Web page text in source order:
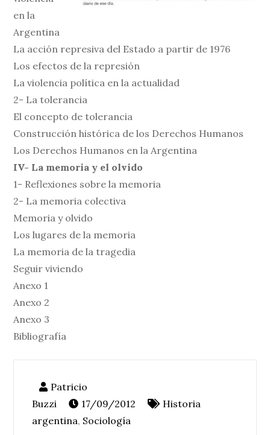
en la
Argentina
La acción represiva del Estado a partir de 1976
Los efectos de la represión
La violencia política en la actualidad
2- La tolerancia
El concepto de tolerancia
Construcción histórica de los Derechos Humanos
Los Derechos Humanos en la Argentina
IV- La memoria y el olvido
1- Reflexiones sobre la memoria
2- La memoria colectiva
Memoria y olvido
Los lugares de la memoria
La memoria de la tragedia
Seguir viviendo
Anexo 1
Anexo 2
Anexo 3
Bibliografía
17/09/2012
Historia
argentina, Sociología